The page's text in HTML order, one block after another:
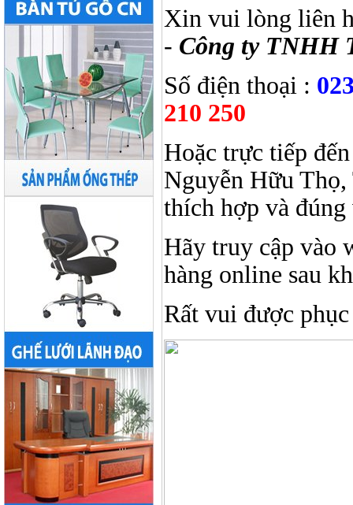
Xin vui lòng liên
- Công ty TNHH
Số điện thoại :
210 250
Hoặc trực tiếp
Nguyễn Hữu Thọ,
thích hợp và
Hãy truy cập vào
hàng online sau
Rất vui được